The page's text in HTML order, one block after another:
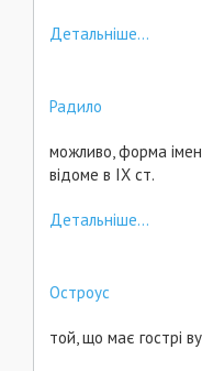
Детальніше...
Радило
можливо, форма
відоме в ІХ ст.
Детальніше...
Остроус
той, що має гострі